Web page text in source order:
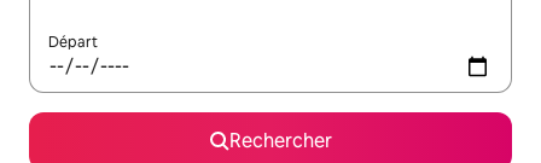
Départ
Rechercher